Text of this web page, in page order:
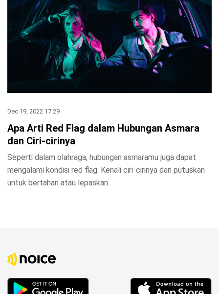
Dec 19, 2022 17:29
Apa Arti Red Flag dalam Hubungan Asmara
dan Ciri-cirinya
Seperti dalam olahraga, hubungan asmaramu juga dapat
mengalami kondisi red flag. Kenali ciri-cirinya dan putuskan
untuk bertahan atau lepaskan.